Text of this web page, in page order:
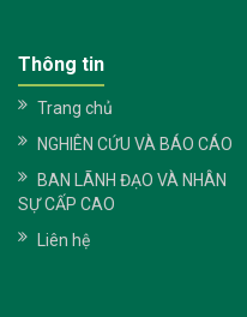
Thông tin
Trang chủ
NGHIÊN CỨU VÀ BÁO CÁO
BAN LÃNH ĐẠO VÀ NHÂN
SỰ CẤP CAO
Liên hệ